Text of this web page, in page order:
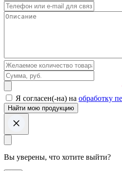
Я согласен(-на) на обработку
Вы уверены, что хотите выйти?